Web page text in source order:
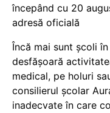
începând cu 20
adresă oficială
Încă mai sunt școli
desfășoară
medical, pe holuri
consilierul școlar
inadecvate în care